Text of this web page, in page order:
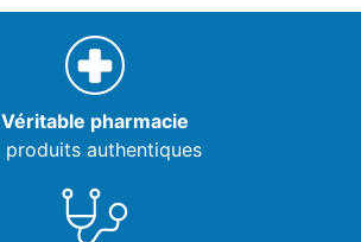
Véritable pharmacie
produits authentiques